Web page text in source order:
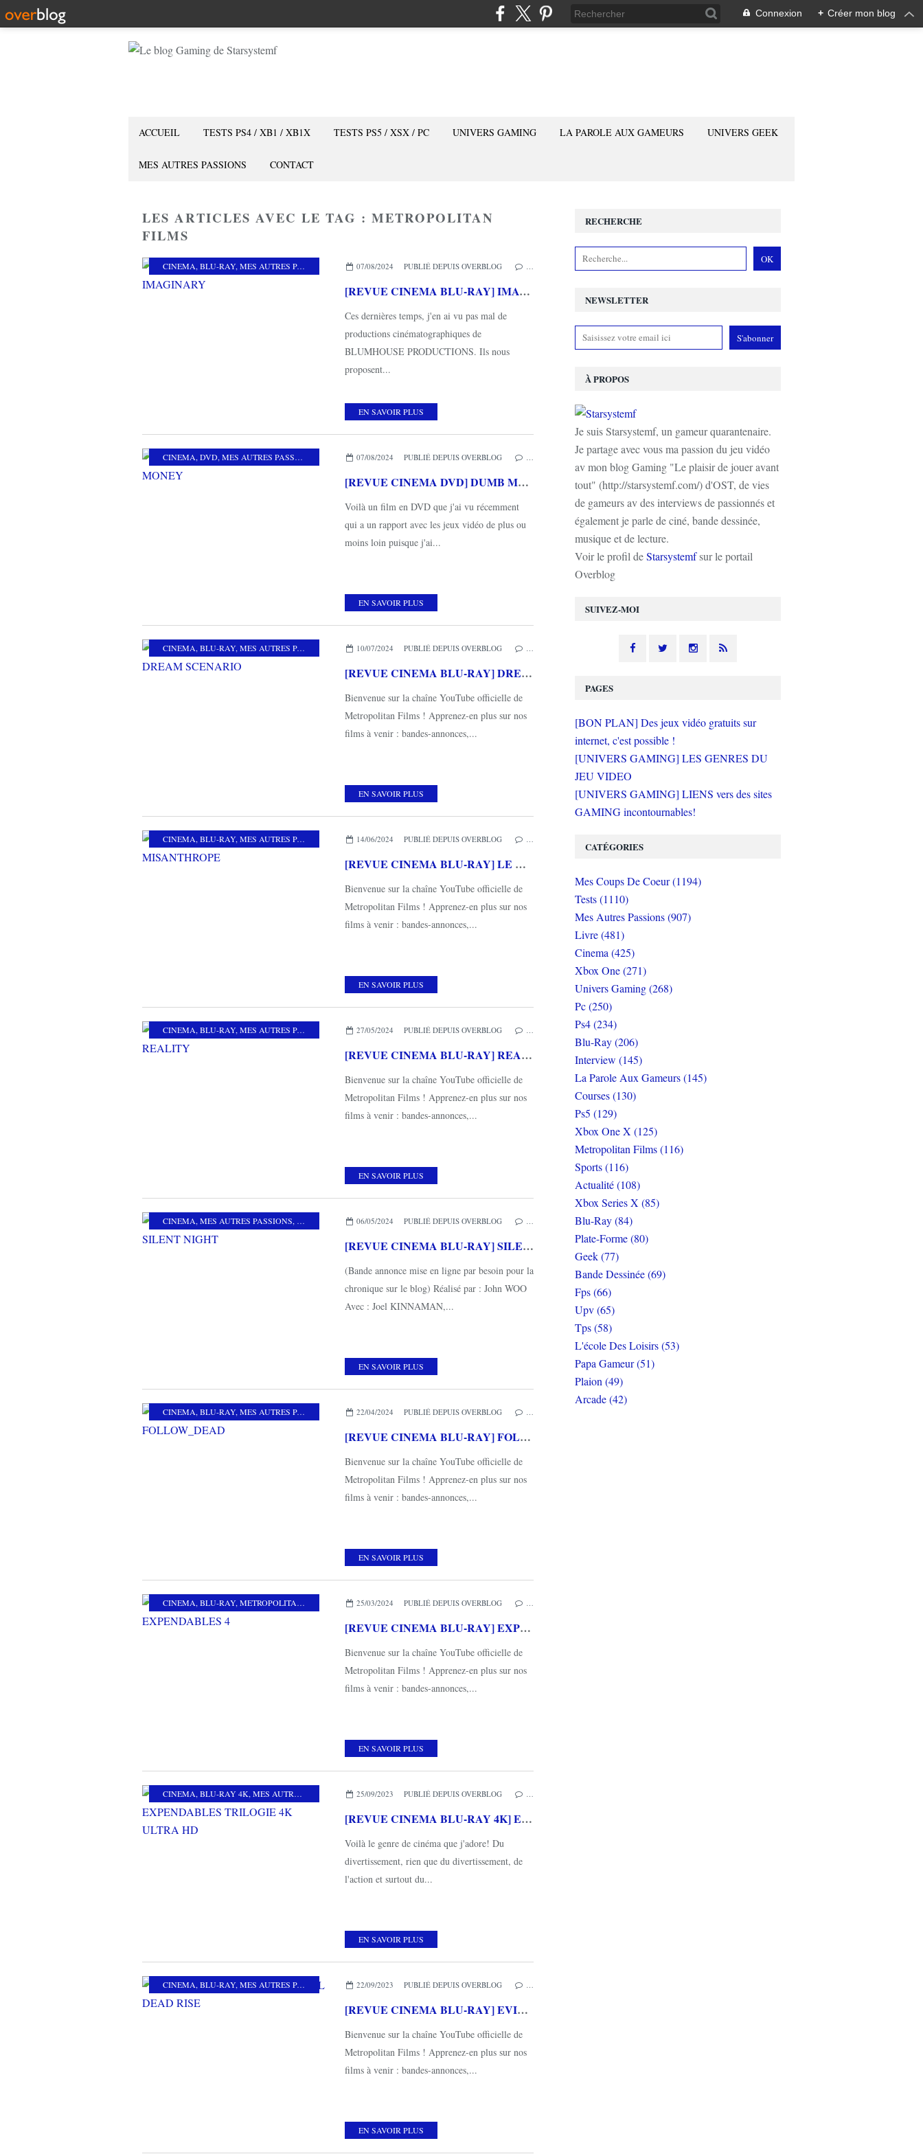
Connexion + Créer mon blog
ACCUEIL TESTS PS4 / XB1 / XB1X TESTS PS5 / XSX / PC UNIVERS GAMING LA PAROLE AUX GAMEURS UNIVERS GEEK
MES AUTRES PASSIONS CONTACT
LES ARTICLES AVEC LE TAG : METROPOLITAN
FILMS
CINEMA, BLU-RAY, MES AUTRES PASSIONS MES COUPS DE COEUR,METROPOLITAN FILMS
07/08/2024 PUBLIÉ DEPUIS OVERBLOG
[REVUE CINEMA BLU-RAY] IMAGINARY
Ces dernières temps, j'en ai vu pas mal de
productions cinématographiques de
BLUMHOUSE PRODUCTIONS. Ils nous
proposent...
EN SAVOIR PLUS
CINEMA, DVD, MES AUTRES PASSIONS MES COUPS DE COEUR,METROPOLITAN FILMS
07/08/2024 PUBLIÉ DEPUIS OVERBLOG
[REVUE CINEMA DVD] DUMB MONEY
Voilà un film en DVD que j'ai vu récemment
qui a un rapport avec les jeux vidéo de plus ou
moins loin puisque j'ai...
EN SAVOIR PLUS
CINEMA, BLU-RAY, MES AUTRES PASSIONS MES COUPS DE COEUR,METROPOLITAN FILMS
10/07/2024 PUBLIÉ DEPUIS OVERBLOG
[REVUE CINEMA BLU-RAY] DREAM SCENARIO
Bienvenue sur la chaîne YouTube officielle de
Metropolitan Films ! Apprenez-en plus sur nos
films à venir : bandes-annonces,...
EN SAVOIR PLUS
CINEMA, BLU-RAY, MES AUTRES PASSIONS MES COUPS DE COEUR,METROPOLITAN FILMS
14/06/2024 PUBLIÉ DEPUIS OVERBLOG
[REVUE CINEMA BLU-RAY] LE MISANTHROPE
Bienvenue sur la chaîne YouTube officielle de
Metropolitan Films ! Apprenez-en plus sur nos
films à venir : bandes-annonces,...
EN SAVOIR PLUS
CINEMA, BLU-RAY, MES AUTRES PASSIONS MES COUPS DE COEUR,METROPOLITAN FILMS
27/05/2024 PUBLIÉ DEPUIS OVERBLOG
[REVUE CINEMA BLU-RAY] REALITY
Bienvenue sur la chaîne YouTube officielle de
Metropolitan Films ! Apprenez-en plus sur nos
films à venir : bandes-annonces,...
EN SAVOIR PLUS
CINEMA, MES AUTRES PASSIONS, BLU-RAY MES COUPS DE COEUR,METROPOLITAN FILMS
06/05/2024 PUBLIÉ DEPUIS OVERBLOG
[REVUE CINEMA BLU-RAY] SILENT NIGHT
(Bande annonce mise en ligne par besoin pour la
chronique sur le blog) Réalisé par : John WOO
Avec : Joel KINNAMAN,...
EN SAVOIR PLUS
CINEMA, BLU-RAY, MES AUTRES PASSIONS METROPOLITAN FILMS
22/04/2024 PUBLIÉ DEPUIS OVERBLOG
[REVUE CINEMA BLU-RAY] FOLLOW_DEAD
Bienvenue sur la chaîne YouTube officielle de
Metropolitan Films ! Apprenez-en plus sur nos
films à venir : bandes-annonces,...
EN SAVOIR PLUS
CINEMA, BLU-RAY, METROPOLITAN FILMS 25/03/2024 PUBLIÉ DEPUIS OVERBLOG
[REVUE CINEMA BLU-RAY] EXPENDABLES 4
Bienvenue sur la chaîne YouTube officielle de
Metropolitan Films ! Apprenez-en plus sur nos
films à venir : bandes-annonces,...
EN SAVOIR PLUS
CINEMA, BLU-RAY 4K, MES AUTRES PASSIONS ,MES COUPS DE COEUR,METROPOLITAN FILMS
25/09/2023 PUBLIÉ DEPUIS OVERBLOG
[REVUE CINEMA BLU-RAY 4K] EXPENDABLES TRILOGIE 4K ULTRA HD
Voilà le genre de cinéma que j'adore! Du
divertissement, rien que du divertissement, de
l'action et surtout du...
EN SAVOIR PLUS
CINEMA, BLU-RAY, MES AUTRES PASSIONS METROPOLITAN FILMS
22/09/2023 PUBLIÉ DEPUIS OVERBLOG
[REVUE CINEMA BLU-RAY] EVIL DEAD RISE
Bienvenue sur la chaîne YouTube officielle de
Metropolitan Films ! Apprenez-en plus sur nos
films à venir : bandes-annonces,...
EN SAVOIR PLUS
NEWSLETTER
SUIVEZ-MOI
RECHERCHE
À PROPOS
Je suis Starsystemf, un gameur quarantenaire.
Je partage avec vous ma passion du jeu vidéo
av mon blog Gaming "Le plaisir de jouer avant
tout" (http://starsystemf.com/) d'OST, de vies
de gameurs av des interviews de passionnés et
également je parle de ciné, bande dessinée,
musique et de lecture.
Voir le profil deStarsystemfsur le portail
Overblog
PAGES
[BON PLAN] Des jeux vidéo gratuits sur
internet, c'est possible !
[UNIVERS GAMING] LES GENRES DU
JEU VIDEO
[UNIVERS GAMING] LIENS vers des sites
GAMING incontournables!
CATÉGORIES
Mes Coups De Coeur (1194)
Tests (1110)
Mes Autres Passions (907)
Livre (481)
Cinema (425)
Xbox One (271)
Univers Gaming (268)
Pc (250)
Ps4 (234)
Blu-Ray (206)
Interview (145)
La Parole Aux Gameurs (145)
Courses (130)
Ps5 (129)
Xbox One X (125)
Metropolitan Films (116)
Sports (116)
Actualité (108)
Xbox Series X (85)
Blu-Ray (84)
Plate-Forme (80)
Geek (77)
Bande Dessinée (69)
Fps (66)
Upv (65)
Tps (58)
L'école Des Loisirs (53)
Papa Gameur (51)
Plaion (49)
Arcade (42)